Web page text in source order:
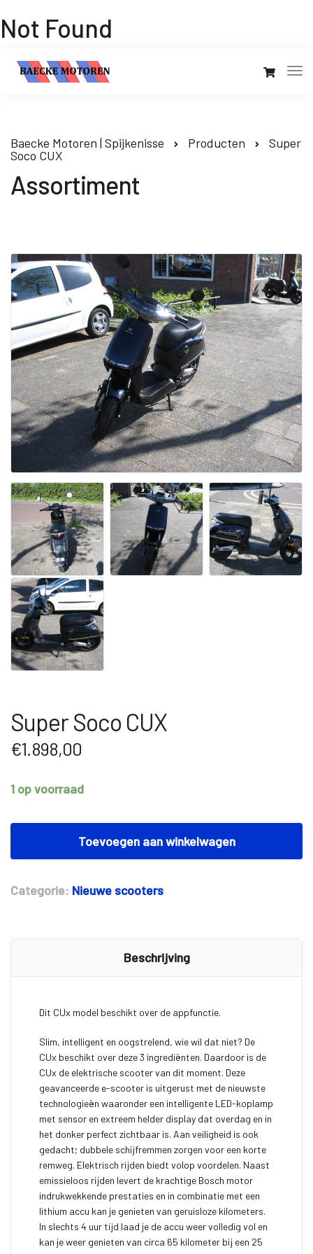
Not Found
Baecke Motoren | Spijkenisse Producten
Super
Soco CUX
Assortiment
Super Soco CUX
€1.898,00
1 op voorraad
Super
CUX
Toevoegen aan winkelwagen
Categorie: Nieuwe scooters
Beschrijving
Dit CUx model beschikt over de appfunctie.
Slim, intelligent en oogstrelend, wie wil dat niet? De
CUx beschikt over deze 3 ingrediënten. Daardoor is de
CUx de elektrische scooter van dit moment. Deze
geavanceerde e-scooter is uitgerust met de nieuwste
technologieën waaronder een intelligente LED-koplamp
met sensor en extreem helder display dat overdag en in
het donker perfect zichtbaar is. Aan veiligheid is ook
gedacht; dubbele schijfremmen zorgen voor een korte
remweg. Elektrisch rijden biedt volop voordelen. Naast
emissieloos rijden levert de krachtige Bosch motor
indrukwekkende prestaties en in combinatie met een
lithium accu kan je genieten van geruisloze kilometers.
In slechts 4 uur tijd laad je de accu weer volledig vol en
kan je weer genieten van circa 65 kilometer bij een 25